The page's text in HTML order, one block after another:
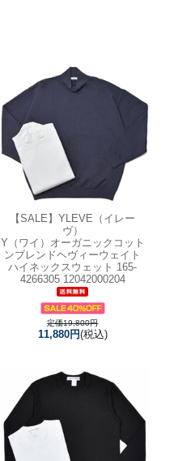
【SALE】YLEVE（イレー
ヴ）
Y（ワイ）オーガニックコット
ンブレンドヘヴィーウェイト
ハイネックスウェット 165-
4266305 12042000204
定価19,800円
11,880円(税込)